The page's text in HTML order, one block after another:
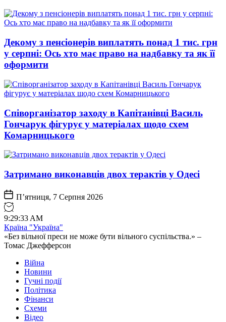
Декому з пенсіонерів виплатять понад 1 тис. грн
у серпні: Ось хто має право на надбавку та як її
оформити
Співорганізатор заходу в Капітанівці Василь
Гончарук фігурує у матеріалах щодо схем
Комарницького
Затримано виконавців двох терактів у Одесі
П’ятниця, 7 Серпня 2026
9:29:34 AM
Країна "Україна"
«Без вільної преси не може бути вільного суспільства.» –
Томас Джефферсон
Війна
Новини
Гучні події
Політика
Фінанси
Схеми
Відео